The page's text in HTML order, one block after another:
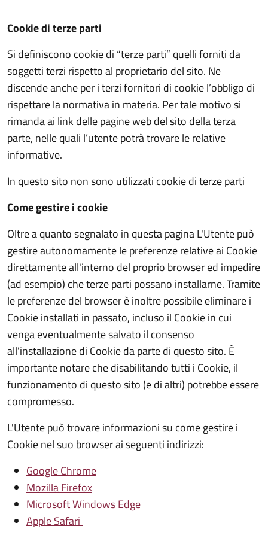
Cookie di terze parti
Si definiscono cookie di “terze parti” quelli forniti da
soggetti terzi rispetto al proprietario del sito. Ne
discende anche per i terzi fornitori di cookie l’obbligo di
rispettare la normativa in materia. Per tale motivo si
rimanda ai link delle pagine web del sito della terza
parte, nelle quali l’utente potrà trovare le relative
informative.
In questo sito non sono utilizzati cookie di terze parti
Come gestire i cookie
Oltre a quanto segnalato in questa pagina L'Utente può
gestire autonomamente le preferenze relative ai Cookie
direttamente all'interno del proprio browser ed impedire
(ad esempio) che terze parti possano installarne. Tramite
le preferenze del browser è inoltre possibile eliminare i
Cookie installati in passato, incluso il Cookie in cui
venga eventualmente salvato il consenso
all'installazione di Cookie da parte di questo sito. È
importante notare che disabilitando tutti i Cookie, il
funzionamento di questo sito (e di altri) potrebbe essere
compromesso.
L'Utente può trovare informazioni su come gestire i
Cookie nel suo browser ai seguenti indirizzi:
Google Chrome
Mozilla Firefox
Microsoft Windows Edge
Apple Safari